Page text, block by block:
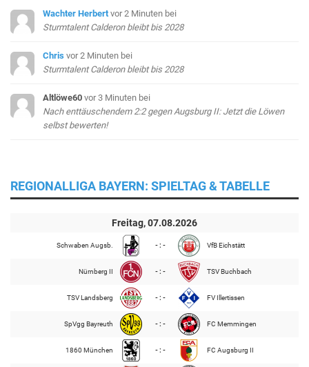
Wachter Herbert vor 2 Minuten bei
Sturmtalent Calderon bleibt bis 2028
Chris vor 2 Minuten bei
Sturmtalent Calderon bleibt bis 2028
Altlöwe60 vor 3 Minuten bei
Nach enttäuschendem 2:2 gegen Augsburg II: Jetzt die Löwen
selbst bewerten!
REGIONALLIGA BAYERN: SPIELTAG & TABELLE
Freitag, 07.08.2026
Schwaben Augsb. - : - VfB Eichstätt
Nürnberg II - : - TSV Buchbach
TSV Landsberg - : - FV Illertissen
SpVgg Bayreuth - : - FC Memmingen
1860 München - : - FC Augsburg II